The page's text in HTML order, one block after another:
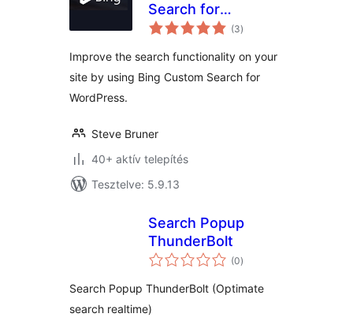
Search for
WordPress
(3értékelés
összesen
)
Improve the search functionality on your
site by using Bing Custom Search for
WordPress.
Steve Bruner
40+ aktív telepítés
Tesztelve: 5.9.13
Search Popup
ThunderBolt
(0értékelés
összesen
)
Search Popup ThunderBolt (Optimate
search realtime)